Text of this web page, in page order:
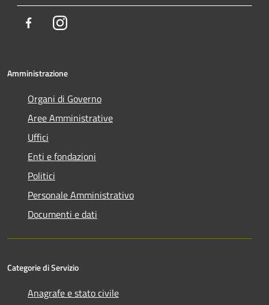
FacebookInstagram
Amministrazione
Organi di Governo
Aree Amministrative
Uffici
Enti e fondazioni
Politici
Personale Amministrativo
Documenti e dati
Categorie di Servizio
Anagrafe e stato civile